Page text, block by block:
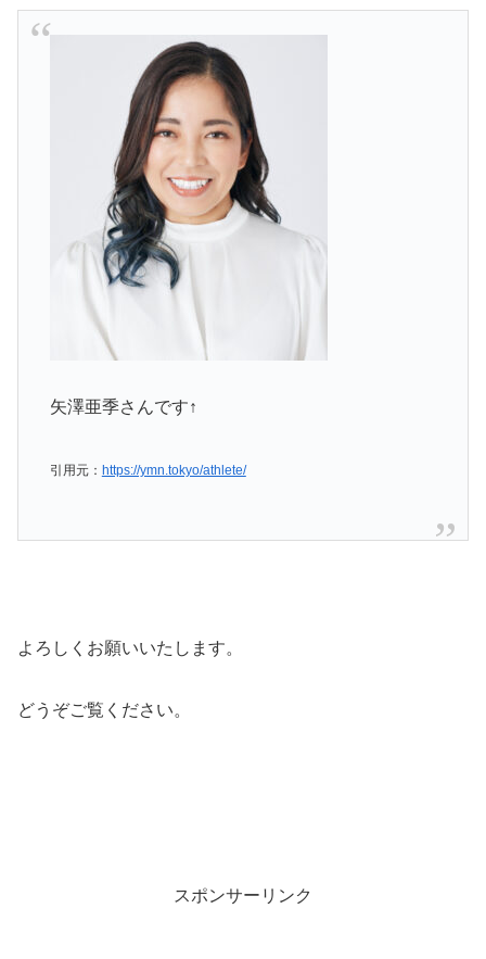
矢澤亜季さんです↑
引用元： https://ymn.tokyo/athlete/
よろしくお願いいたします。
どうぞご覧ください。
スポンサーリンク